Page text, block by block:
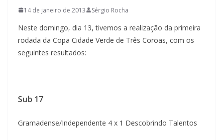
14 de janeiro de 2013 Sérgio Rocha
Neste domingo, dia 13, tivemos a realização da primeira
rodada da Copa Cidade Verde de Três Coroas, com os
seguintes resultados:
Sub 17
Gramadense/Independente 4 x 1 Descobrindo Talentos